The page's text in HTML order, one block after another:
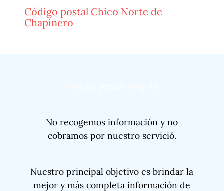
Código postal Chico Norte de
Chapinero
No recogemos información y no
cobramos por nuestro servició.
Nuestro principal objetivo es brindar la
mejor y más completa información de